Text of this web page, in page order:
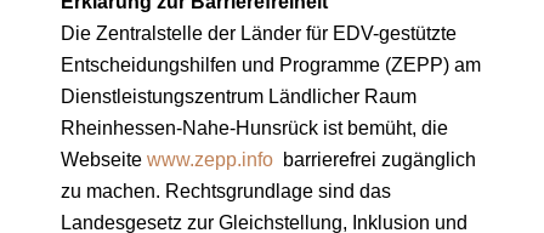
Die Zentralstelle der Länder für EDV-gestützte
Entscheidungshilfen und Programme (ZEPP) am
Dienstleistungszentrum Ländlicher Raum
Rheinhessen-Nahe-Hunsrück ist bemüht, die
Webseite www.zepp.info barrierefrei zugänglich
zu machen. Rechtsgrundlage sind das
Landesgesetz zur Gleichstellung, Inklusion und